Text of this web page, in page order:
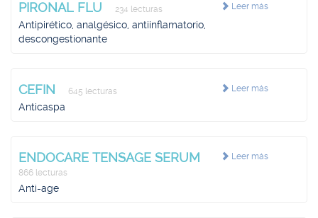
Leer más
PIRONAL FLU 234 lecturas
Antipirético, analgésico, antiinflamatorio,
descongestionante
Leer más
CEFIN 645 lecturas
Anticaspa
Leer más
ENDOCARE TENSAGE SERUM
866 lecturas
Anti-age